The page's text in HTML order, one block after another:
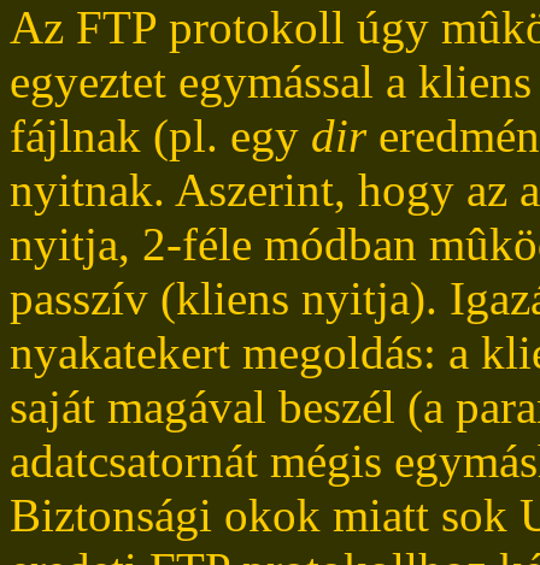
Az FTP protokoll úgy
egyeztet egymással a
fájlnak (pl. egy dir
nyitnak. Aszerint, hogy az
nyitja, 2-féle módban
passzív (kliens nyitja).
nyakatekert megoldás: a
saját magával beszél (a
adatcsatornát mégis
Biztonsági okok miatt sok